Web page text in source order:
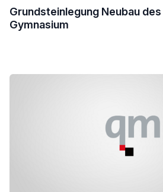
Grundsteinlegung Neubau
Gymnasium